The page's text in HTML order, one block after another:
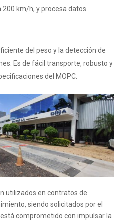
km/h, y procesa datos
del peso y la detección de
Es de fácil transporte, robusto y
del MOPC.
utilizados en contratos de
siendo solicitados por el
está comprometido con impulsar la